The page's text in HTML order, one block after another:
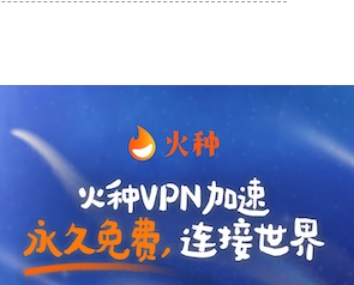
支持 [0] 反对 [0]